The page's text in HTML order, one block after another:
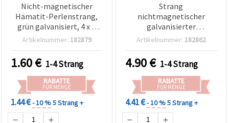
Nicht-magnetischer
Hämatit-Perlenstrang,
grün galvanisiert, 4 x 4
mm, Loch 1 mm, ca. 95
DIY-Schmuckherstellung,
Perlenarbeiten & Basteln
Artikelnummer: 182879
1.60€ 1-4 Strang
RABATTE
FÜR MENGE
1.44 €- 10 %5 Strang +
Strang
nichtmagnetischer
galvanisierter
2‑Loch‑Ovale 8×3×1 mm,
Loch Ø 1,2 mm, ca. 360
Stk., für
Schmuckherstellung &
Artikelnummer: 182862
4.90€ 1-4 Strang
RABATTE
FÜR MENGE
4.41 €- 10 %5 Strang +